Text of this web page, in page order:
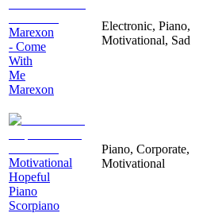
Marexon
- Come
With
Me
Marexon
Electronic, Piano,
Motivational, Sad
Motivational
Hopeful
Piano
Scorpiano
Piano, Corporate,
Motivational